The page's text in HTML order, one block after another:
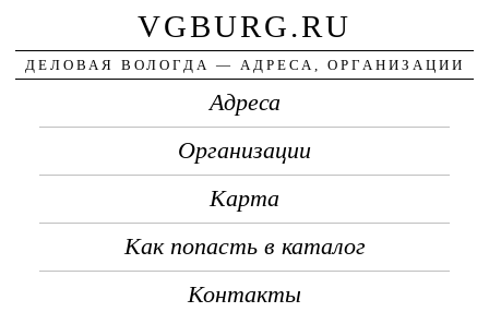
VGBURG.RU
ДЕЛОВАЯ ВОЛОГДА — АДРЕСА, ОРГАНИЗАЦИИ
Адреса
Организации
Карта
Как попасть в каталог
Контакты